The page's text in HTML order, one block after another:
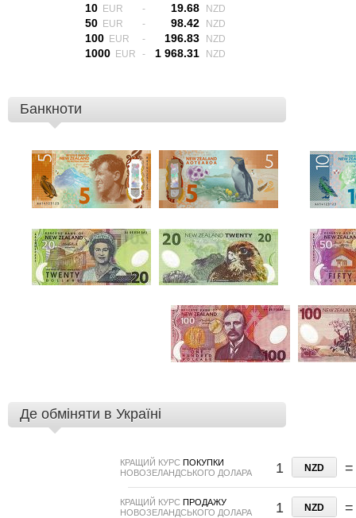
10 EUR - 19.68 NZD
50 EUR - 98.42 NZD
100 EUR - 196.83 NZD
1000 EUR - 1 968.31 NZD
Банкноти
Де обміняти в Україні
КРАЩИЙ КУРС ПОКУПКИ
НОВОЗЕЛАНДСЬКОГО ДОЛАРА
1 NZD =
КРАЩИЙ КУРС ПРОДАЖУ
НОВОЗЕЛАНДСЬКОГО ДОЛАРА
1 NZD =